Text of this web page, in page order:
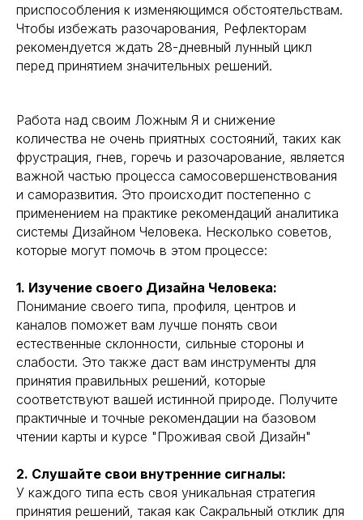
приспособления к изменяющимся обстоятельствам.
Чтобы избежать разочарования, Рефлекторам
рекомендуется ждать 28-дневный лунный цикл
перед принятием значительных решений.
Работа над своим Ложным Я и снижение
количества не очень приятных состояний, таких как
фрустрация, гнев, горечь и разочарование, является
важной частью процесса самосовершенствования
и саморазвития. Это происходит постепенно с
применением на практике рекомендаций аналитика
системы Дизайном Человека. Несколько советов,
которые могут помочь в этом процессе:
1. Изучение своего Дизайна Человека:
Понимание своего типа, профиля, центров и
каналов поможет вам лучше понять свои
естественные склонности, сильные стороны и
слабости. Это также даст вам инструменты для
принятия правильных решений, которые
соответствуют вашей истинной природе. Получите
практичные и точные рекомендации на базовом
чтении карты и курсе "Проживая свой Дизайн"
2. Слушайте свои внутренние сигналы:
У каждого типа есть своя уникальная стратегия
принятия решений, такая как Сакральный отклик для